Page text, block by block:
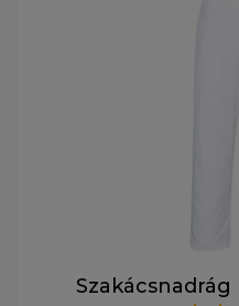
Szakácsnadrág